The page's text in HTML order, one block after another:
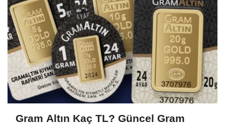
Gram Altın Kaç TL? Güncel Gram